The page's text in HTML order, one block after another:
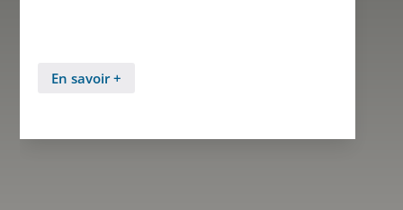
En savoir +